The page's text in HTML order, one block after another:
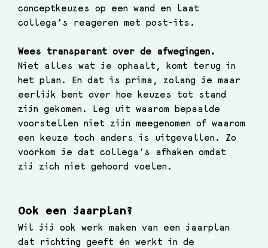
conceptkeuzes op een wand en laat
collega’s reageren met post-its.
Wees transparant over de afwegingen.
Niet alles wat je ophaalt, komt terug in
het plan. En dat is prima, zolang je maar
eerlijk bent over hoe keuzes tot stand
zijn gekomen. Leg uit waarom bepaalde
voorstellen niet zijn meegenomen of waarom
een keuze toch anders is uitgevallen. Zo
voorkom je dat collega’s afhaken omdat
zij zich niet gehoord voelen.
Ook een jaarplan?
Wil jij ook werk maken van een jaarplan
dat richting geeft én werkt in de